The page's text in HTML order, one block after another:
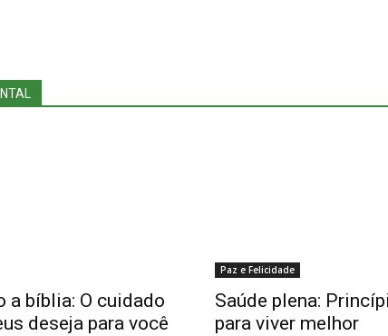
a bíblia: O cuidado
deseja para você
Paz e Felicidade
Saúde plena:
para viver melhor